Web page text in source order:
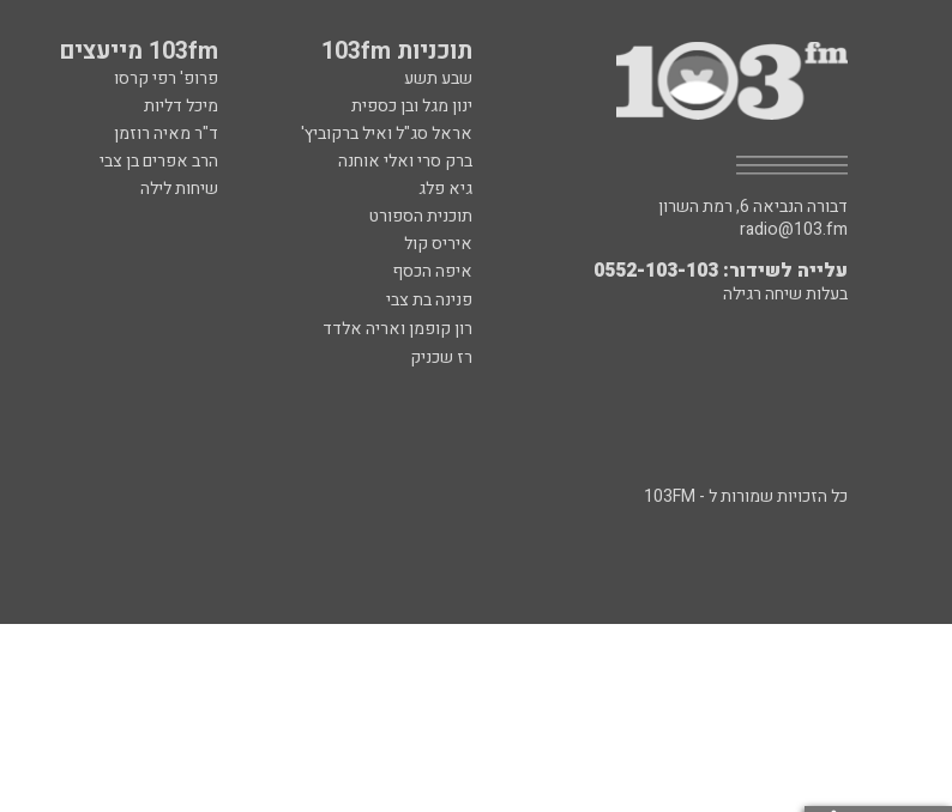
תוכניות 103fm 103fm מייעצים
שבע תשע פרופ' רפי קרסו
ינון מגל ובן כספית
מיכל דליות
אראל סג"ל ואיל ברקוביץ'
ד"ר מאיה רוזמן
ברק סרי ואלי אוחנה
הרב אפרים בן צבי
גיא פלג
שיחות לילה
תוכנית הספורט
איריס קול
איפה הכסף
פנינה בת צבי
רון קופמן ואריה אלדד
רז שכניק
דבורה הנביאה 6, רמת השרון
radio@103.fm
עלייה לשידור: 0552-103-103
בעלות שיחה רגילה
כל הזכויות שמורות ל - 103FM